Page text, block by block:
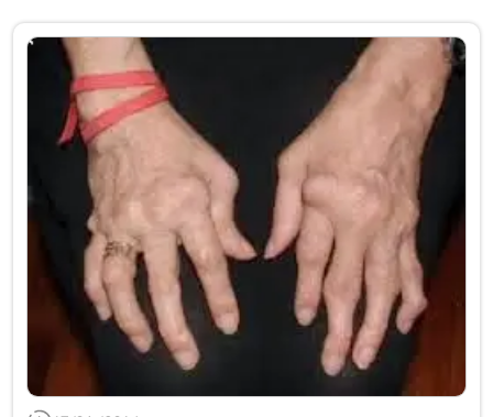
Enero
2025
2024
2022
2021
2020
2019
2018